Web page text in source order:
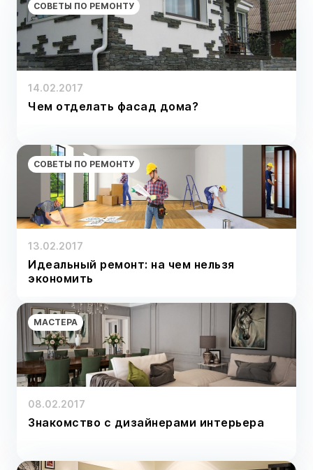
СОВЕТЫ ПО РЕМОНТУ
14.02.2017
Чем отделать фасад дома?
СОВЕТЫ ПО РЕМОНТУ
13.02.2017
Идеальный ремонт: на чем нельзя
экономить
МАСТЕРА
08.02.2017
Знакомство с дизайнерами интерьера